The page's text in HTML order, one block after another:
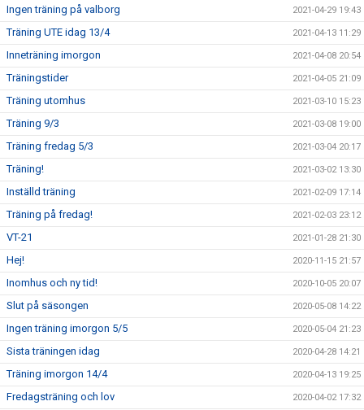
Ingen träning på valborg 2021-04-29 19:43
Träning UTE idag 13/4 2021-04-13 11:29
Inneträning imorgon 2021-04-08 20:54
Träningstider 2021-04-05 21:09
Träning utomhus 2021-03-10 15:23
Träning 9/3 2021-03-08 19:00
Träning fredag 5/3 2021-03-04 20:17
Träning! 2021-03-02 13:30
Inställd träning 2021-02-09 17:14
Träning på fredag! 2021-02-03 23:12
VT-21 2021-01-28 21:30
Hej! 2020-11-15 21:57
Inomhus och ny tid! 2020-10-05 20:07
Slut på säsongen 2020-05-08 14:22
Ingen träning imorgon 5/5 2020-05-04 21:23
Sista träningen idag 2020-04-28 14:21
Träning imorgon 14/4 2020-04-13 19:25
Fredagsträning och lov 2020-04-02 17:32